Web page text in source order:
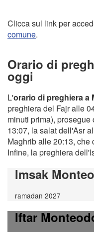
Clicca sul link per
comune.
Orario di
oggi
L'orario di preghiera a
preghiera del Fajr alle
minuti prima),
13:07, la salat dell'Asr
Maghrib alle 20:13,
Infine, la preghiera
Imsak
ramadan 2027
Iftar